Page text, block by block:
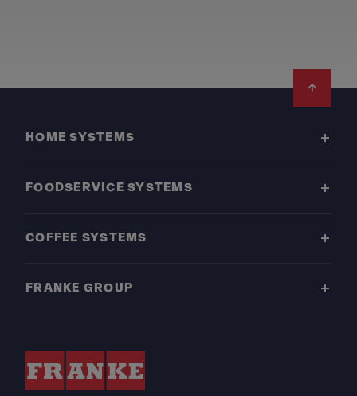
HOME SYSTEMS
FOODSERVICE SYSTEMS
COFFEE SYSTEMS
FRANKE GROUP